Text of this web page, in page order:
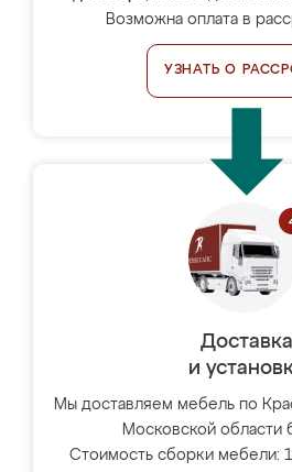
Возможна оплата в
УЗНАТЬ О
Доставка
и
Мы доставляем мебель по
Московской области
Стоимость сборки мебели: